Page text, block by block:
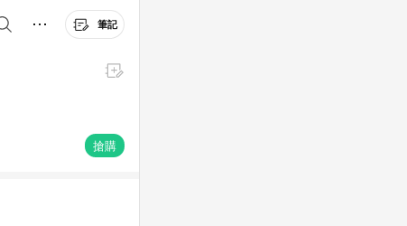
筆記
搶購